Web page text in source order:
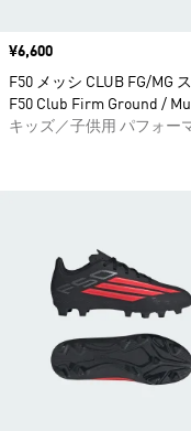
価格
¥6,600
F50 メッシ CLUB FG/MG
F50 Club Firm Ground /
キッズ／子供用 パフォー